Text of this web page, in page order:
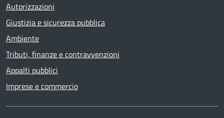
Autorizzazioni
Giustizia e sicurezza pubblica
Ambiente
Tributi, finanze e contravvenzioni
Appalti pubblici
Imprese e commercio